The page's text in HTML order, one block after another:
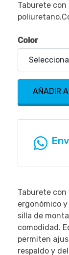
Taburete
Color
AÑADIR
Taburete
ergonómico
silla de
comodidad.
permiten
respaldo y